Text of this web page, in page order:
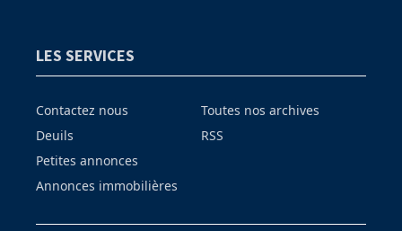
LES SERVICES
Contactez nous
Deuils
Petites annonces
Annonces immobilières
Toutes nos archives
RSS